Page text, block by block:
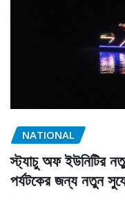
NATIONAL
স্ট্যাচু অফ ইউনিটির
পর্যটকের জন্য নতুন